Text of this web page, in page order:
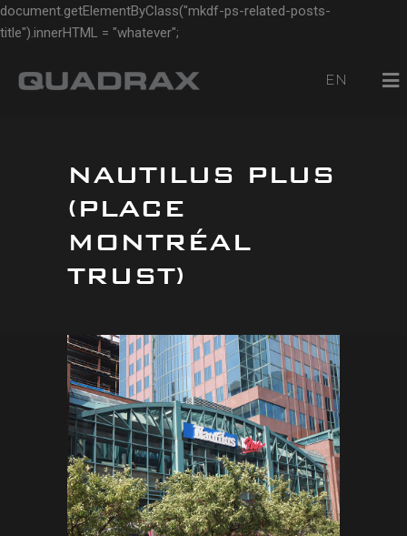
document.getElementByClass("mkdf-ps-related-posts-
title").innerHTML = "whatever";
EN
NAUTILUS PLUS
(PLACE
MONTRÉAL
TRUST)